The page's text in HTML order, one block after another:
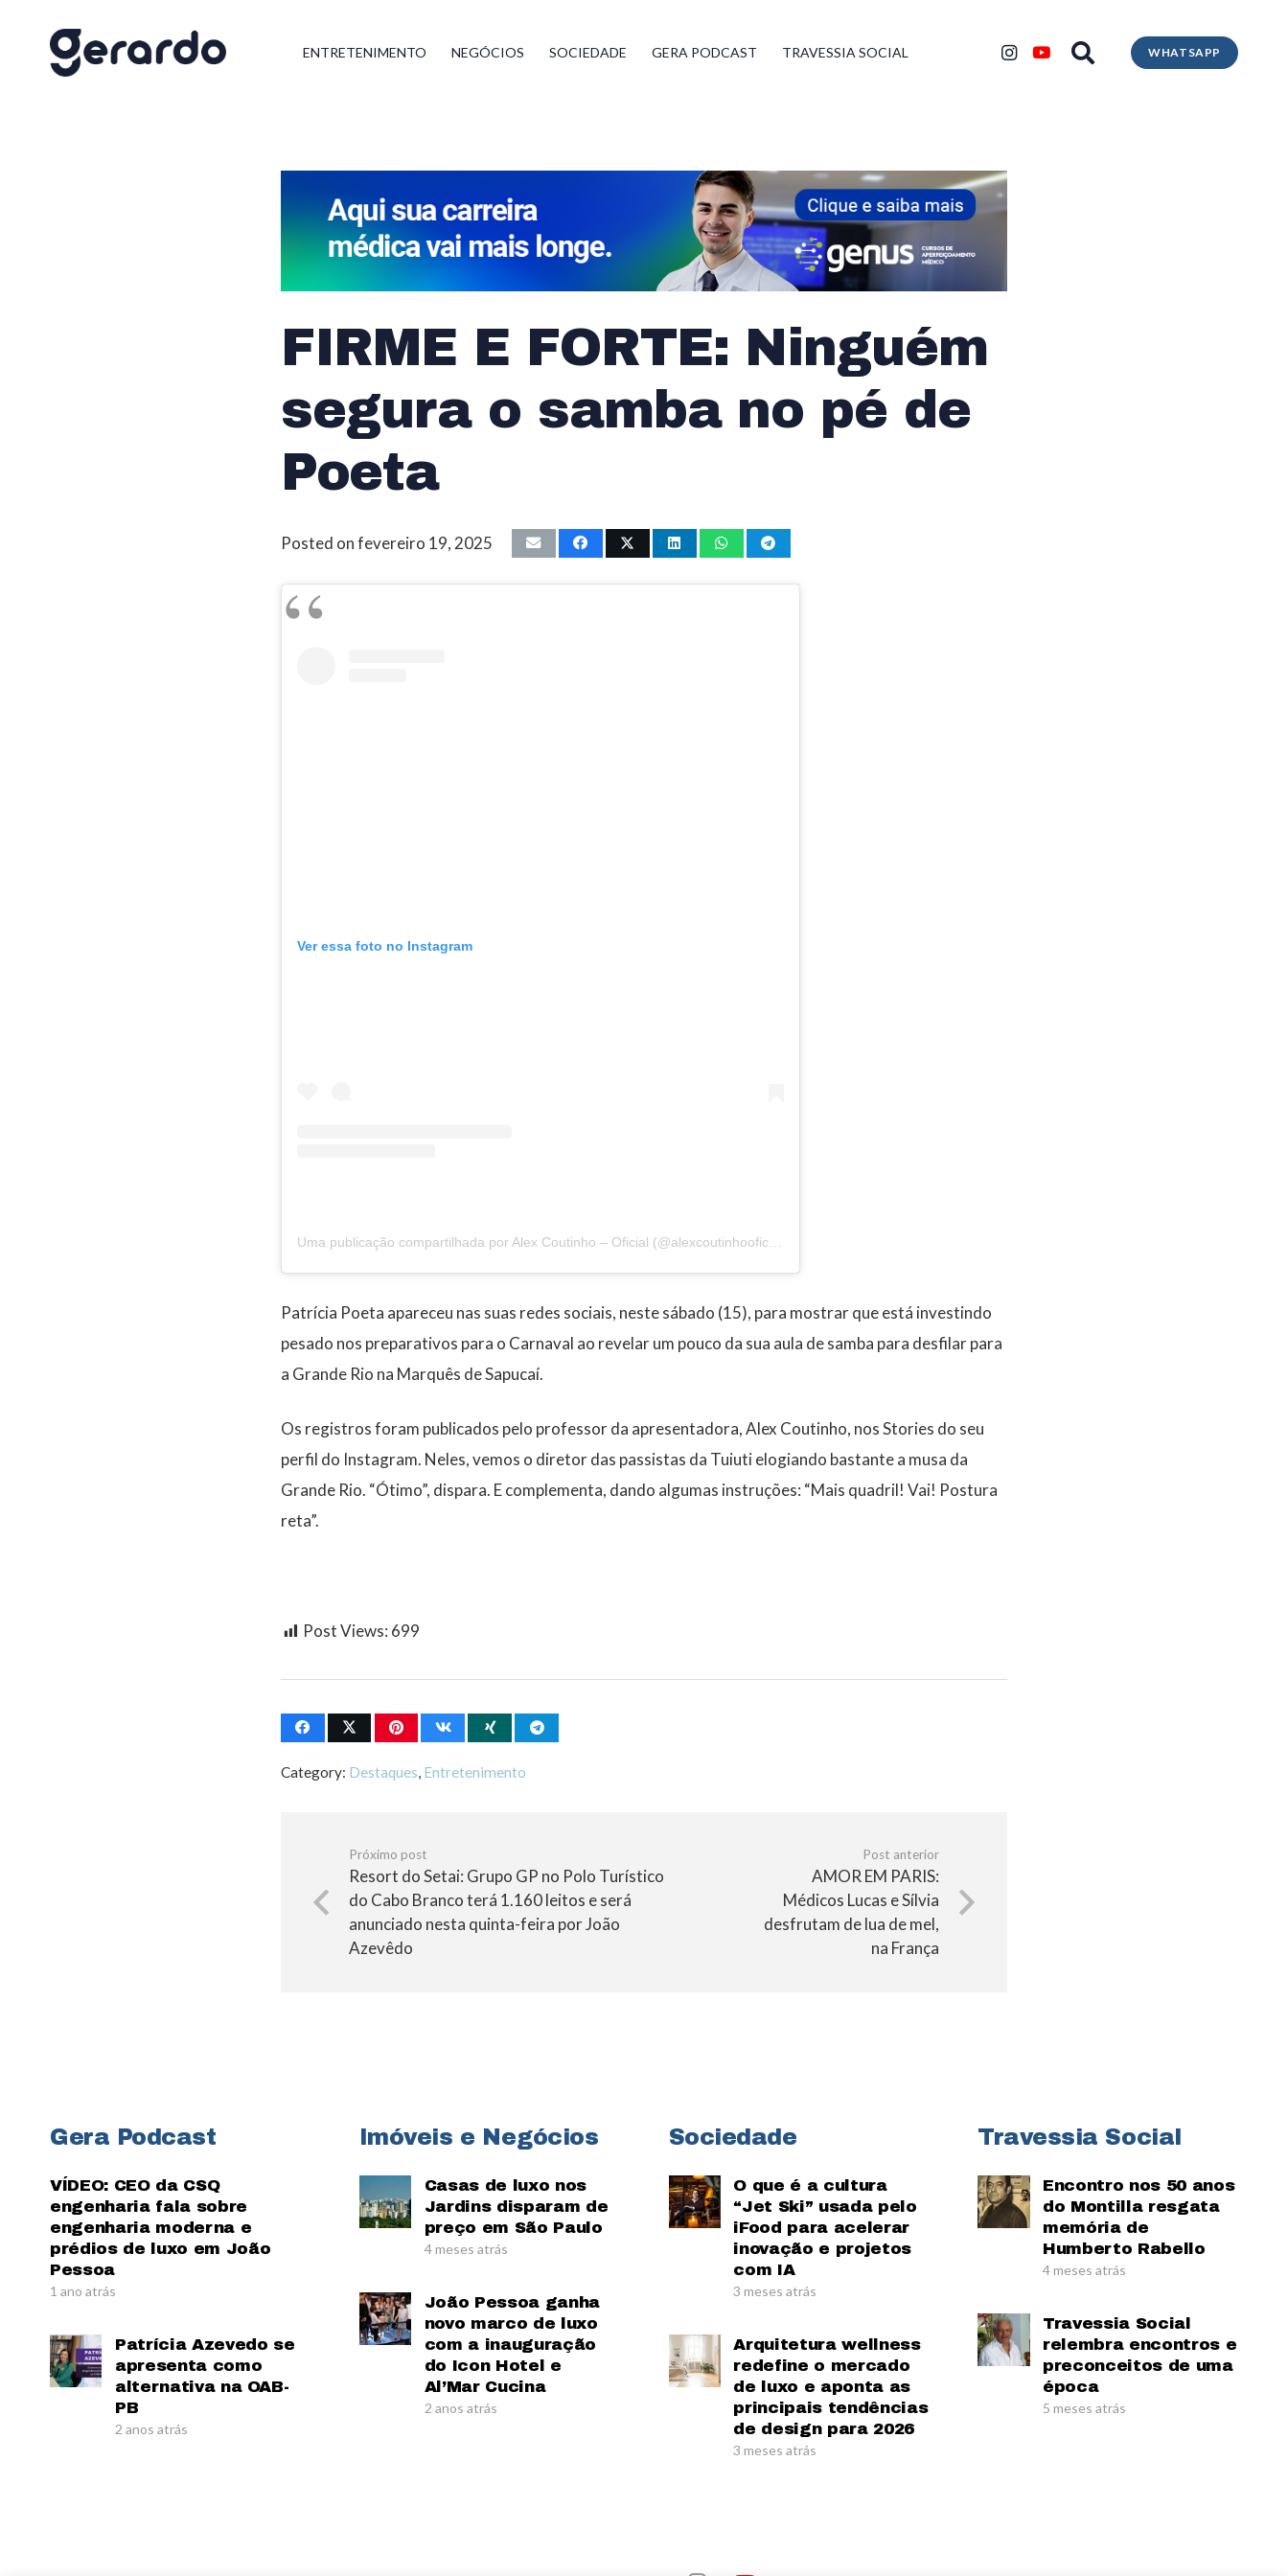
ENTRETENIMENTO NEGÓCIOS SOCIEDADE GERA PODCAST TRAVESSIA SOCIAL WHATSAPP
FIRME E FORTE: Ninguém
segura o samba no pé de
Poeta
Posted onfevereiro 19, 2025
Ver essa foto no Instagram
Uma publicação compartilhada por Alex Coutinho – Oficial (@alexcoutinhooficialrj)
Patrícia Poeta apareceu nas suas redes sociais, neste sábado (15), para mostrar que está investindo
pesado nos preparativos para o Carnaval ao revelar um pouco da sua aula de samba para desfilar para
a Grande Rio na Marquês de Sapucaí.
Os registros foram publicados pelo professor da apresentadora, Alex Coutinho, nos Stories do seu
perfil do Instagram. Neles, vemos o diretor das passistas da Tuiuti elogiando bastante a musa da
Grande Rio. “Ótimo”, dispara. E complementa, dando algumas instruções: “Mais quadril! Vai! Postura
reta”.
Post Views: 699
Category: Destaques, Entretenimento
Próximo post
Resort do Setai: Grupo GP no Polo Turístico
do Cabo Branco terá 1.160 leitos e será
anunciado nesta quinta-feira por João
Azevêdo
Post anterior
AMOR EM PARIS:
Médicos Lucas e Sílvia
desfrutam de lua de mel,
na França
Gera Podcast
VÍDEO: CEO da CSQ
engenharia fala sobre
engenharia moderna e
prédios de luxo em João
Pessoa
1 ano atrás
Patrícia Azevedo se
apresenta como
alternativa na OAB-
PB
2 anos atrás
Imóveis e Negócios
Casas de luxo nos
Jardins disparam de
preço em São Paulo
4 meses atrás
João Pessoa ganha
novo marco de luxo
com a inauguração
do Icon Hotel e
Al’Mar Cucina
2 anos atrás
Sociedade
O que é a cultura
“Jet Ski” usada pelo
iFood para acelerar
inovação e projetos
com IA
3 meses atrás
Arquitetura wellness
redefine o mercado
de luxo e aponta as
principais tendências
de design para 2026
3 meses atrás
Travessia Social
Encontro nos 50 anos
do Montilla resgata
memória de
Humberto Rabello
4 meses atrás
Travessia Social
relembra encontros e
preconceitos de uma
época
5 meses atrás